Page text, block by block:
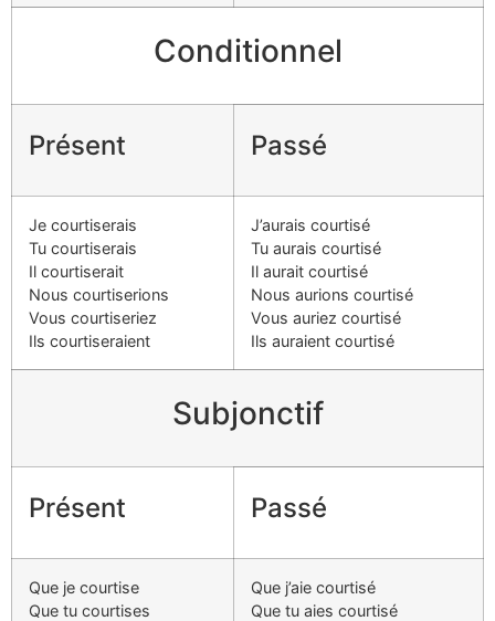
Conditionnel
Présent Passé
Je courtiserais
Tu courtiserais
Il courtiserait
Nous courtiserions
Vous courtiseriez
Ils courtiseraient
J’aurais courtisé
Tu aurais courtisé
Il aurait courtisé
Nous aurions courtisé
Vous auriez courtisé
Ils auraient courtisé
Subjonctif
Présent Passé
Que je courtise
Que tu courtises
Que j’aie courtisé
Que tu aies courtisé